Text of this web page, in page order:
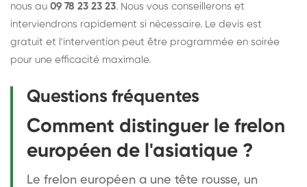
nous au 09 78 23 23 23. Nous vous conseillerons et
interviendrons rapidement si nécessaire. Le devis est
gratuit et l'intervention peut être programmée en soirée
pour une efficacité maximale.
Questions fréquentes
Comment distinguer le frelon
européen de l'asiatique ?
Le frelon européen a une tête rousse, un